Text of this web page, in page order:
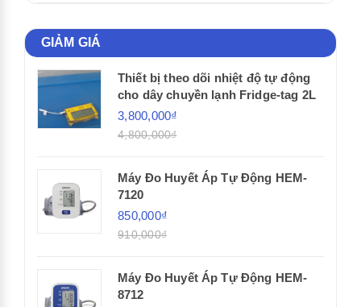
GIẢM GIÁ
Thiết bị theo dõi nhiệt độ tự động
cho dây chuyền lạnh Fridge-tag 2L
3,800,000₫
4,800,000₫
Máy Đo Huyết Áp Tự Động HEM-
7120
850,000₫
910,000₫
Máy Đo Huyết Áp Tự Động HEM-
8712